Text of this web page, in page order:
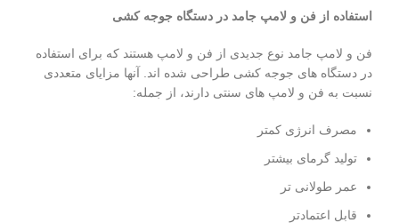
استفاده از فن و لامپ جامد در دستگاه جوجه کشی
فن و لامپ جامد نوع جدیدی از فن و لامپ هستند که برای استفاده
در دستگاه های جوجه کشی طراحی شده اند. آنها مزایای متعددی
نسبت به فن و لامپ های سنتی دارند، از جمله:
مصرف انرژی کمتر
تولید گرمای بیشتر
عمر طولانی تر
قابل اعتمادتر